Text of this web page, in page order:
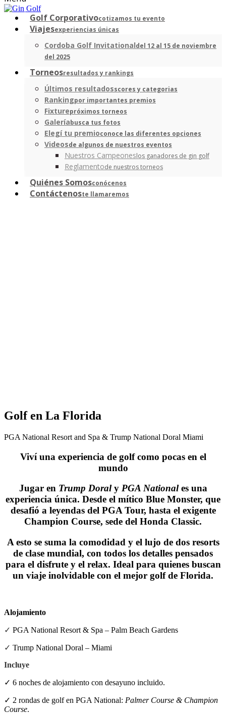
Golf Corporativocotizamos tu evento
Viajesexperiencias únicas
Cordoba Golf Invitationaldel 12 al 15 de noviembre
del 2025
Torneosresultados y rankings
Últimos resultadosscores y categorias
Rankingpor importantes premios
Fixturepróximos torneos
Galeríabusca tus fotos
Elegí tu premioconoce las diferentes opciones
Videosde algunos de nuestros eventos
Nuestros Campeoneslos ganadores de gin golf
Reglamentode nuestros torneos
Quiénes Somosconócenos
Contáctenoste llamaremos
Golf en La Florida
PGA National Resort and Spa & Trump National Doral Miami
Viví una experiencia de golf como pocas en el
mundo
Jugar en Trump Doraly PGA Nationales una
experiencia única. Desde el mítico Blue Monster, que
desafió a leyendas del PGA Tour, hasta el exigente
Champion Course, sede del Honda Classic.
A esto se suma la comodidad y el lujo de dos resorts
de clase mundial, con todos los detalles pensados
para el disfrute y el relax. Ideal para quienes buscan
un viaje inolvidable con el mejor golf de Florida.
Alojamiento
✓ PGA National Resort & Spa – Palm Beach Gardens
✓ Trump National Doral – Miami
Incluye
✓ 6 noches de alojamiento con desayuno incluido.
✓ 2 rondas de golf en PGA National: Palmer Course & Champion
Course.